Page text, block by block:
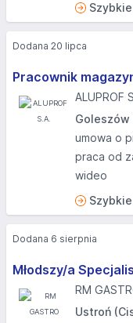
Pracownik
ALUPROF
Goleszów
umowa o
praca od
wideo
Dodana 20 lipca
Młodszy/a
RM
Ustroń
Dodana 6 sierpnia